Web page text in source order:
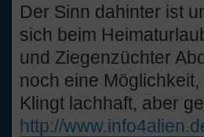
Der Sinn dahinter ist
sich beim
und Ziegenzüchter
noch eine
Klingt lachhaft, aber
http://